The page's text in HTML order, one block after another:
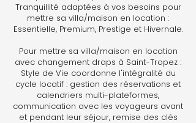
Tranquillité adaptées à vos besoins pour
mettre sa villa/maison en location :
Essentielle, Premium, Prestige et Hivernale.
Pour mettre sa villa/maison en location
avec changement draps à Saint-Tropez :
Style de Vie coordonne l'intégralité du
cycle locatif : gestion des réservations et
calendriers multi-plateformes,
communication avec les voyageurs avant
et pendant leur séjour, remise des clés